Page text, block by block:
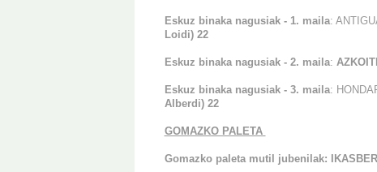
Eskuz binaka nagusiak - 1. maila:
Loidi) 22
Eskuz binaka nagusiak - 2. maila:
Eskuz binaka nagusiak - 3. maila:
Alberdi) 22
GOMAZKO PALETA
Gomazko paleta mutil jubenilak: